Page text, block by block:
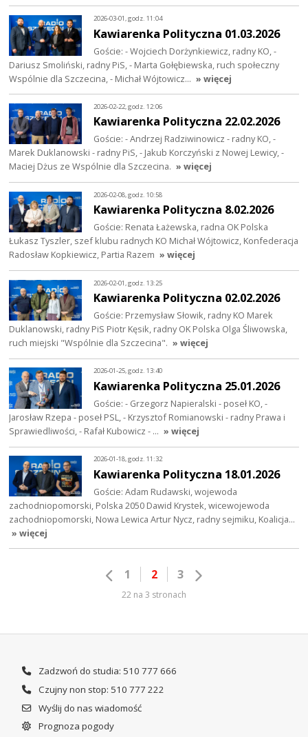
2026-03-01, godz. 11:04
Kawiarenka Polityczna 01.03.2026
Goście: - Wojciech Dorżynkiewicz, radny KO, -
Dariusz Smoliński, radny PiS, - Marta Gołębiewska, ruch społeczny
Wspólnie dla Szczecina, - Michał Wójtowicz… » więcej
2026-02-22, godz. 12:06
Kawiarenka Polityczna 22.02.2026
Goście: - Andrzej Radziwinowicz - radny KO, -
Marek Duklanowski - radny PiS, - Jakub Korczyński z Nowej Lewicy, -
Maciej Dżus ze Wspólnie dla Szczecina. » więcej
2026-02-08, godz. 10:58
Kawiarenka Polityczna 8.02.2026
Goście: Renata Łażewska, radna OK Polska
Łukasz Tyszler, szef klubu radnych KO Michał Wójtowicz, Konfederacja
Radosław Kopkiewicz, Partia Razem » więcej
2026-02-01, godz. 13:25
Kawiarenka Polityczna 02.02.2026
Goście: Przemysław Słowik, radny KO Marek
Duklanowski, radny PiS Piotr Kęsik, radny OK Polska Olga Śliwowska,
ruch miejski "Wspólnie dla Szczecina". » więcej
2026-01-25, godz. 13:40
Kawiarenka Polityczna 25.01.2026
Goście: - Grzegorz Napieralski - poseł KO, -
Jarosław Rzepa - poseł PSL, - Krzysztof Romianowski - radny Prawa i
Sprawiedliwości, - Rafał Kubowicz - … » więcej
2026-01-18, godz. 11:32
Kawiarenka Polityczna 18.01.2026
Goście: Adam Rudawski, wojewoda
zachodniopomorski, Polska 2050 Dawid Krystek, wicewojewoda
zachodniopomorski, Nowa Lewica Artur Nycz, radny sejmiku, Koalicja…
» więcej
1 2 3
22 na 3 stronach
Zadzwoń do studia: 510 777 666
Czujny non stop: 510 777 222
Wyślij do nas wiadomość
Prognoza pogody